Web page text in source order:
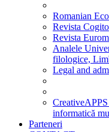
Romanian
Revista Cogito
Revista
Analele
filologice,
Legal and
CreativeAPPS
informatică
Parteneri